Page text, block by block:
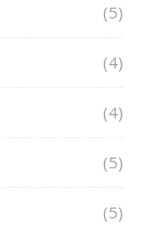
(5)
(4)
(4)
(5)
(5)